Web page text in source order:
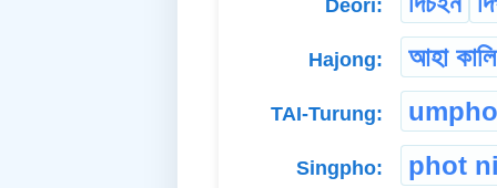
Deori:
Hajong: আহা কালি
TAI-Turung:
Singpho: phot ni